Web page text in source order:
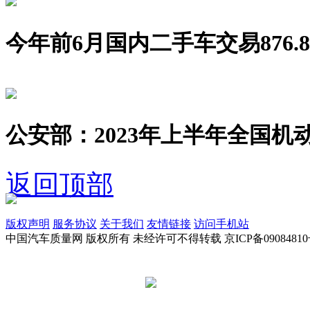
今年前6月国内二手车交易
公安部：2023年上半年全国机
返回顶部
版权声明 服务协议 关于我们 友情链接 访问手机站
中国汽车质量网 版权所有 未经许可不得转载 京ICP备09084810